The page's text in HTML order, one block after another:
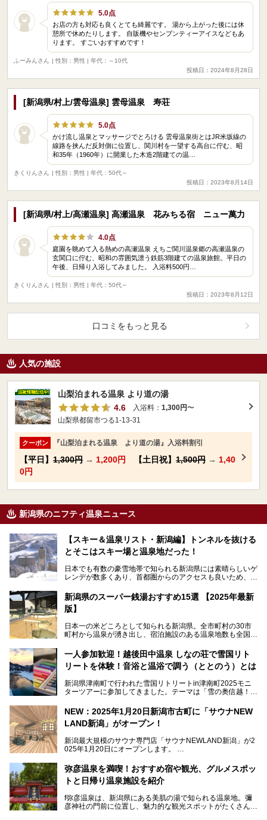
5.0点
お店の方も対応も良くとても綺麗です。 湯から上がった後には休
憩所で休めたりします。 自販機やセンブンティーアイスなどもあ
ります。 すごいおすすめです！
ふーみんさん
| 性別：男性 | 年代：～10代
投稿日：2024年8月28日
[新潟県/村上/雲母温泉] 雲母温泉 寿荘
5.0点
かけ流し温泉とマッサージでとろける 雲母温泉街とはJR米坂線の
線路を挟んだ反対側に位置し、関川村を一望する高台に佇む、昭
和35年（1960年）に開業した木造2階建ての温…
きくりんさん
| 性別：男性 | 年代：50代～
投稿日：2023年8月14日
[新潟県/村上/高瀬温泉] 高瀬温泉 花みちる宿 ニュー萬力
4.0点
庭園を眺めて入る熱めの高瀬温泉 えちご関川温泉郷の高瀬温泉の
玄関口に佇む、昭和の雰囲気漂う鉄筋3階建ての温泉旅館。平日の
午後、日帰り入浴してみました。 入浴料500円…
きくりんさん
| 性別：男性 | 年代：50代～
投稿日：2023年8月12日
口コミをもっと見る
人気の施設
山梨泊まれる温泉 より道の湯
4.6
入浴料： 1,300円〜
山梨県都留市つる1-13-31
クーポン 『山梨泊まれる温泉 より道の湯』入浴料割引
【平日】 1,300円 → 1,200円 【土日祝】 1,500円 → 1,40
0円
新潟県のニフティ温泉ニュース
【スキー＆温泉リスト・新潟編】トンネルを抜ける
とそこはスキー場と温泉地だった！
日本でも有数の豪雪地帯で知られる新潟県には素晴らしいゲ
レンデが数多くあり、首都圏からのアクセスも良いため、関
た全域にわたって月岡、赤倉、松之山、燕、妙高、岩室など
など、古くは文豪にも愛された歴史ある老舗温泉地が多いこ
とで知られています。
めに訪れたい、新潟県内にあるスキー場そばの温泉地をまと
めました。
新潟県のスーパー銭湯おすすめ15選 【2025年最新
版】
日本一の米どころとして知られる新潟県。全市町村の30市
町村から温泉が湧き出し、宿泊施設のある温泉地数も全国有
温泉が利用ができる宿泊施設も多く、スーパー銭湯も多彩な
サービスを提供する施設がいろいろ。
観光やレジャーに温泉を組み合わせれば、旅はさらに充実し
します。
一人参加歓迎！越後田中温泉 しなの荘で雪国リト
リートを体験！音浴と温浴で調う（ととのう）とは
新潟県津南町で行われた雪国リトリートin津南町2025モニ
ターツアーに参加してきました。テーマは「雪の奥信越！音
温泉ライターとして「温浴」は頻繁に体験していますが、
「音浴」とは果たしてどんな体験なのでしょう？とても気に
なお、宿泊した温泉は日帰り入浴もできる秘湯「越後田中温
泉 しなの荘」です。こちらについても詳しく紹介します。
提供元：一般社団法人 雪国観光舎【PR】
NEW：2025年1月20日新潟市古町に「サウナNEW
LAND新潟」がオープン！
新潟最大規模のサウナ専門店「サウナNEWLAND新潟」が2
025年1月20日にオープンします。
街に再び笑顔と賑わいを取り戻し、新たなランドマークとし
て地域活性化を目指します。
サウナ室のテーマは「海賊船」‥⁉ ユニークなサウナ室を
弥彦温泉を満喫！おすすめ宿や観光、グルメスポッ
トと日帰り温泉施設を紹介
f弥彦温泉は、新潟県にある美肌の湯で知られる温泉地。彌
彦神社の門前に位置し、魅力的な観光スポットがたくさんあ